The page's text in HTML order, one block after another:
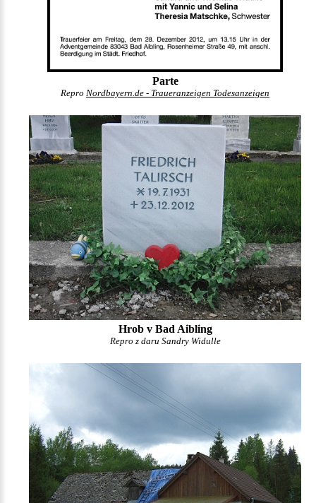
Parte
Repro Nordbayern.de - Traueranzeigen Todesanzeigen
Hrob v Bad Aibling
Repro z daru Sandry Widulle